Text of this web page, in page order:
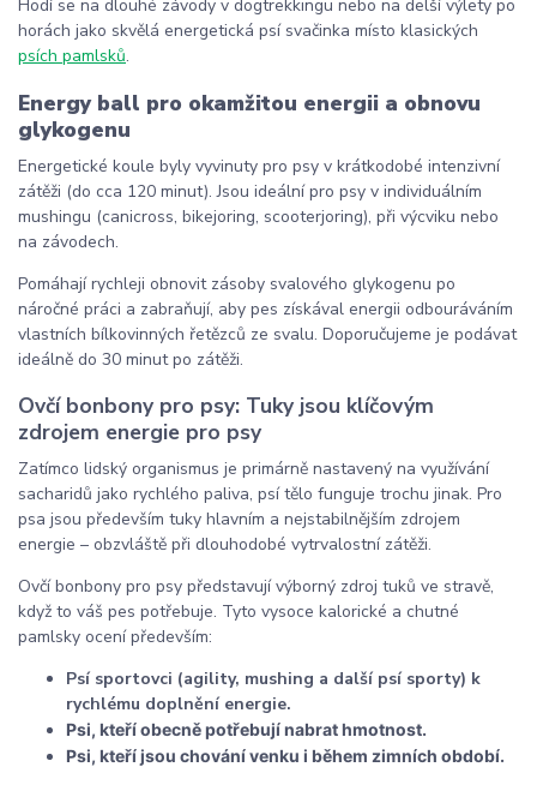
Hodí se na dlouhé závody v dogtrekkingu nebo na delší výlety po
horách jako skvělá energetická psí svačinka místo klasických
psích pamlsků.
Energy ball pro okamžitou energii a obnovu
glykogenu
Energetické koule byly vyvinuty pro psy v krátkodobé intenzivní
zátěži (do cca 120 minut). Jsou ideální pro psy v individuálním
mushingu (canicross, bikejoring, scooterjoring), při výcviku nebo
na závodech.
Pomáhají rychleji obnovit zásoby svalového glykogenu po
náročné práci a zabraňují, aby pes získával energii odbouráváním
vlastních bílkovinných řetězců ze svalu. Doporučujeme je podávat
ideálně do 30 minut po zátěži.
Ovčí bonbony pro psy: Tuky jsou klíčovým
zdrojem energie pro psy
Zatímco lidský organismus je primárně nastavený na využívání
sacharidů jako rychlého paliva, psí tělo funguje trochu jinak. Pro
psa jsou především tuky hlavním a nejstabilnějším zdrojem
energie – obzvláště při dlouhodobé vytrvalostní zátěži.
Ovčí bonbony pro psy představují výborný zdroj tuků ve stravě,
když to váš pes potřebuje. Tyto vysoce kalorické a chutné
pamlsky ocení především:
Psí sportovci (agility, mushing a další psí sporty) k
rychlému doplnění energie.
Psi, kteří obecně potřebují nabrat hmotnost.
Psi, kteří jsou chování venku i během zimních období.